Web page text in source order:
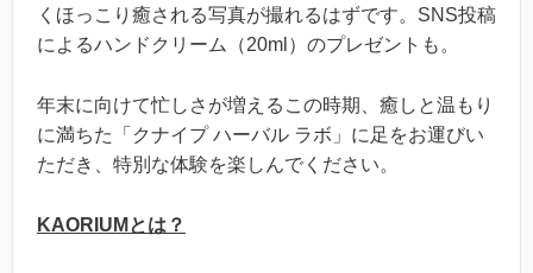
くほっこり癒される写真が撮れるはずです。SNS投稿
によるハンドクリーム（20ml）のプレゼントも。
年末に向けて忙しさが増えるこの時期、癒しと温もり
に満ちた「クナイプ ハーバル ラボ」に足をお運びい
ただき、特別な体験を楽しんでください。
KAORIUMとは？